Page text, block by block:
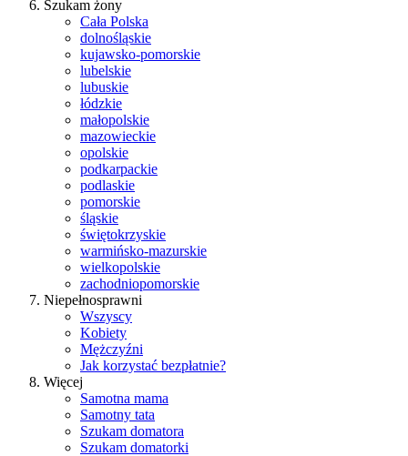
Szukam żony
Cała Polska
dolnośląskie
kujawsko-pomorskie
lubelskie
lubuskie
łódzkie
małopolskie
mazowieckie
opolskie
podkarpackie
podlaskie
pomorskie
śląskie
świętokrzyskie
warmińsko-mazurskie
wielkopolskie
zachodniopomorskie
Niepełnosprawni
Wszyscy
Kobiety
Mężczyźni
Jak korzystać bezpłatnie?
Więcej
Samotna mama
Samotny tata
Szukam domatora
Szukam domatorki